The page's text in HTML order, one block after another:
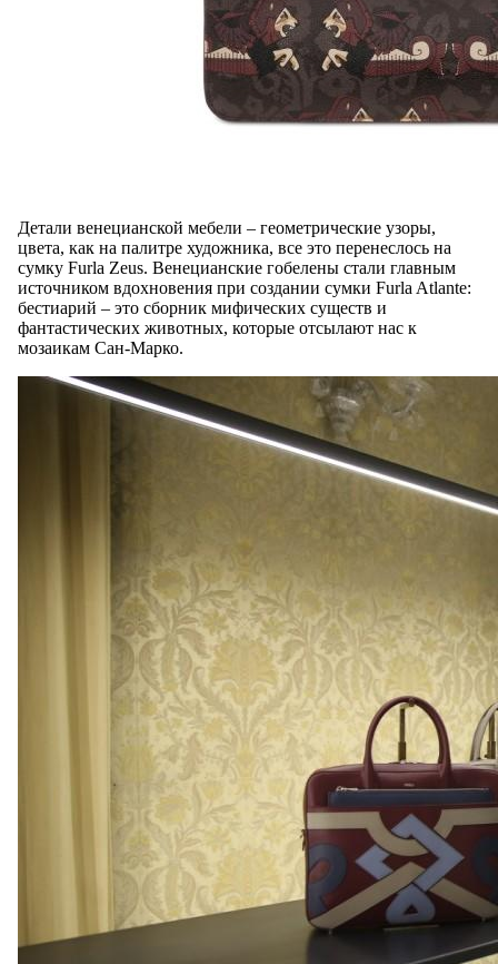
Детали венецианской мебели – геометрические узоры,
цвета, как на палитре художника, все это перенеслось на
сумку Furla Zeus. Венецианские гобелены стали главным
источником вдохновения при создании сумки Furla Atlante:
бестиарий – это сборник мифических существ и
фантастических животных, которые отсылают нас к
мозаикам Сан-Марко.